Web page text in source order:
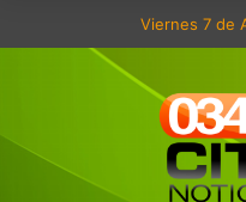
Viernes 7 de